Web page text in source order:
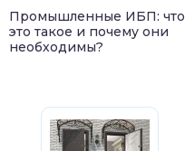
Промышленные ИБП: что
это такое и почему они
необходимы?